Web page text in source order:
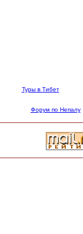
Туры в Тибет
Форум по Непалу